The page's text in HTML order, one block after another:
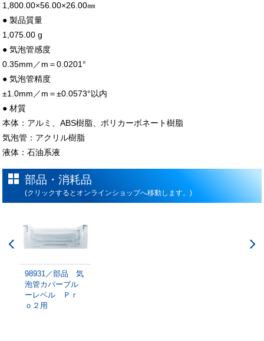
1,800.00×56.00×26.00㎜
● 製品質量
1,075.00 g
● 気泡管感度
0.35mm／m＝0.0201°
● 気泡管精度
±1.0mm／m＝±0.0573°以内
● 材質
本体：アルミ、ABS樹脂、ポリカーボネート樹脂
気泡管：アクリル樹脂
液体：石油系液
部品・消耗品
(クリックするとオンラインショップへ移動します。)
98931／部品 気
泡管カバーブル
ーレベル Ｐｒ
ｏ２用